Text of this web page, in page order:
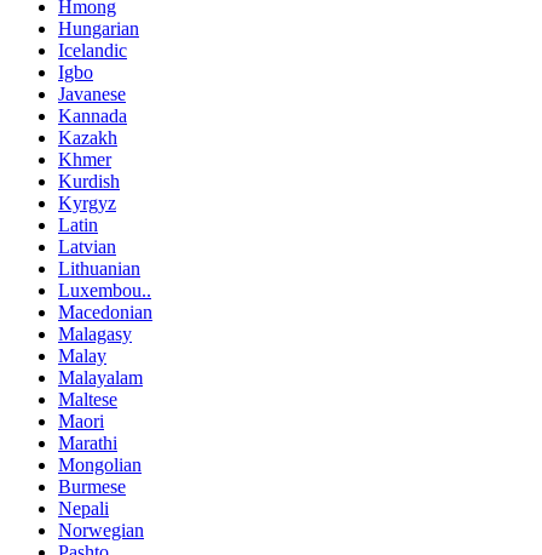
Hmong
Hungarian
Icelandic
Igbo
Javanese
Kannada
Kazakh
Khmer
Kurdish
Kyrgyz
Latin
Latvian
Lithuanian
Luxembou..
Macedonian
Malagasy
Malay
Malayalam
Maltese
Maori
Marathi
Mongolian
Burmese
Nepali
Norwegian